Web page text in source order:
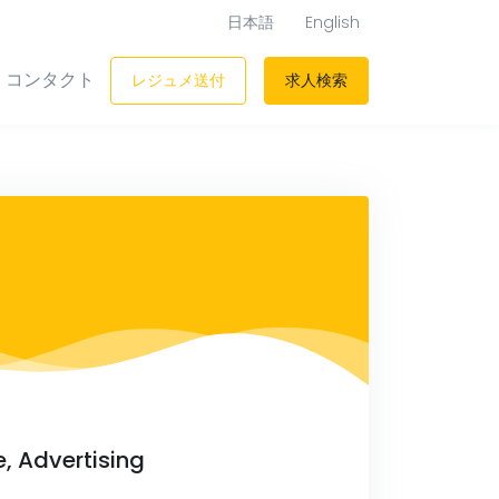
日本語 English
コンタクト レジュメ送付 求人検索
Advertising